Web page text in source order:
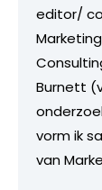
editor/
Burnett
vorm ik
van